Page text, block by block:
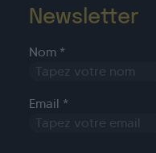
Newsletter
Nom *
Email *